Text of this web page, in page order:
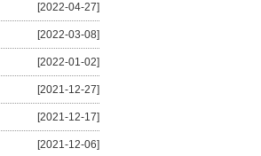
[2022-04-27]
[2022-03-08]
[2022-01-02]
[2021-12-27]
[2021-12-17]
[2021-12-06]